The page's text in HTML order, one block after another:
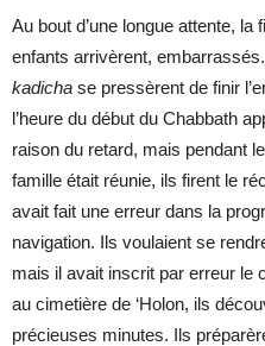
Au bout d’une longue attente,
enfants arrivèrent,
kadicha se pressèrent de finir
l’heure du début du Chabbath
raison du retard, mais pendant
famille était réunie, ils firent le
avait fait une erreur dans la
navigation. Ils voulaient se
mais il avait inscrit par erreur le
au cimetière de ‘Holon, ils
précieuses minutes. Ils